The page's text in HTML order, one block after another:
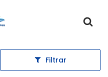
inicial
Filtrar